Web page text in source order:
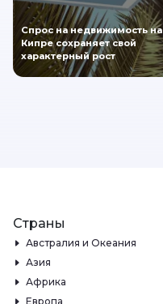
Спрос на недвижимость на
Кипре сохраняет свой
характерный рост
Страны
Австралия и Океания
Азия
Африка
Европа